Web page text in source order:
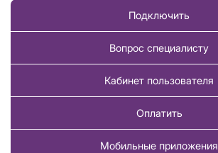
Подключить
Вопрос специалисту
Кабинет пользователя
Оплатить
Мобильные приложения